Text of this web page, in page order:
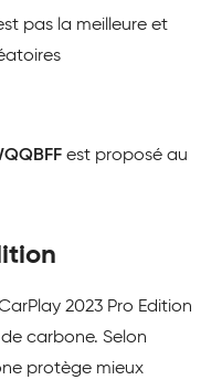
pas la meilleure et
est proposé au
2023 Pro Edition
carbone. Selon
protège mieux